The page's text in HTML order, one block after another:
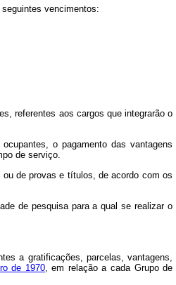
vencimentos:
referentes aos cargos que integrarão o
o pagamento das vantagens
de serviço.
de provas e títulos, de acordo com os
de pesquisa para a qual se realizar o
a gratificações, parcelas, vantagens,
de 1970, em relação a cada Grupo de